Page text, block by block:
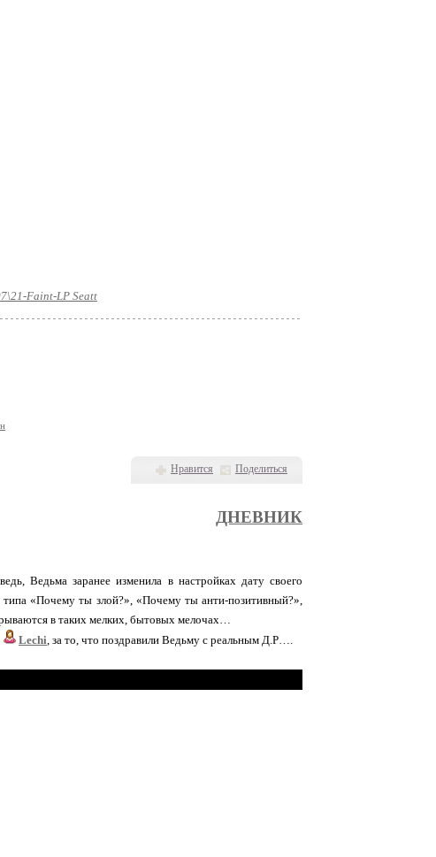
Нравится Поделиться
Faint-LP Seatt
ДНЕВНИК
Ведьма заранее изменила в настройках дату своего
«Почему ты злой?», «Почему ты анти-позитивный?»,
в таких мелких, бытовых мелочах…
Lechi, за то, что поздравили Ведьму с реальным Д.Р….